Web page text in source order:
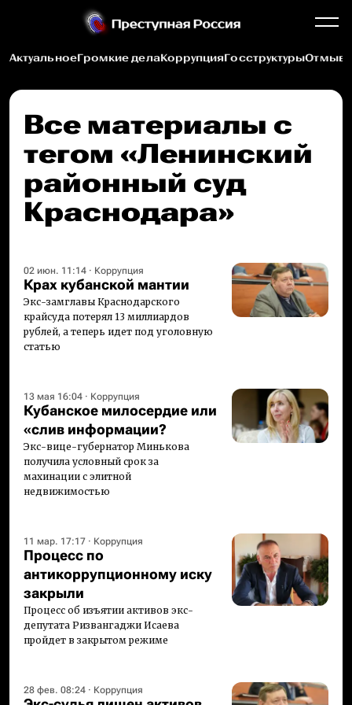
АктуальноеГромкие делаКоррупцияГосструктуры
Все материалы c
тегом «Ленинский
районный суд
Краснодара»
02 июн. 11:14 · Коррупция
Крах кубанской мантии
Экс-замглавы Краснодарского
крайсуда потерял 13 миллиардов
рублей, а теперь идет под уголовную
статью
13 мая 16:04 · Коррупция
Кубанское милосердие или
«слив информации?
Экс-вице-губернатор Минькова
получила условный срок за
махинации с элитной
недвижимостью
11 мар. 17:17 · Коррупция
Процесс по
антикоррупционному иску
закрыли
Процесс об изъятии активов экс-
депутата Ризвангаджи Исаева
пройдет в закрытом режиме
28 фев. 08:24 · Коррупция